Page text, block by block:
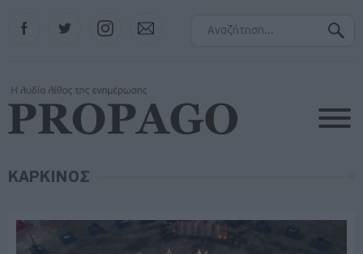
Instagram
ΚΑΡΚΙΝΟΣ